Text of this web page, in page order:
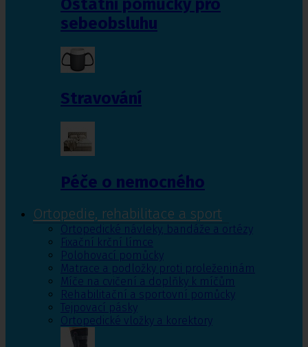
sebeobsluhu
Stravování
Péče o nemocného
Ortopedie, rehabilitace a sport
Ortopedické návleky, bandáže a ortézy
Fixační krční límce
Polohovací pomůcky
Matrace a podložky proti proleženinám
Míče na cvičení a doplňky k míčům
Rehabilitační a sportovní pomůcky
Tejpovací pásky
Ortopedické vložky a korektory